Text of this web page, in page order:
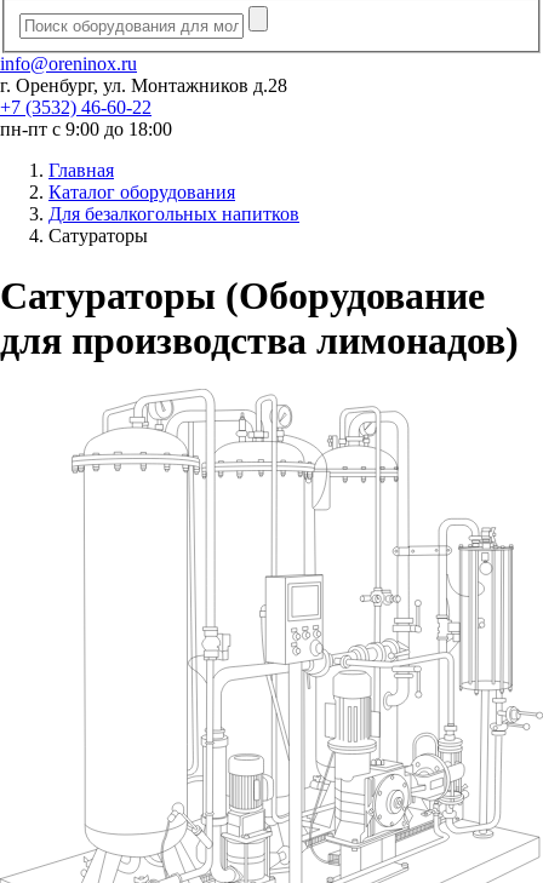
info@oreninox.ru
г. Оренбург, ул. Монтажников д.28
+7 (3532) 46-60-22
пн-пт с 9:00 до 18:00
Главная
Каталог оборудования
Для безалкогольных напитков
Сатураторы
Сатураторы (Оборудование
для производства лимонадов)